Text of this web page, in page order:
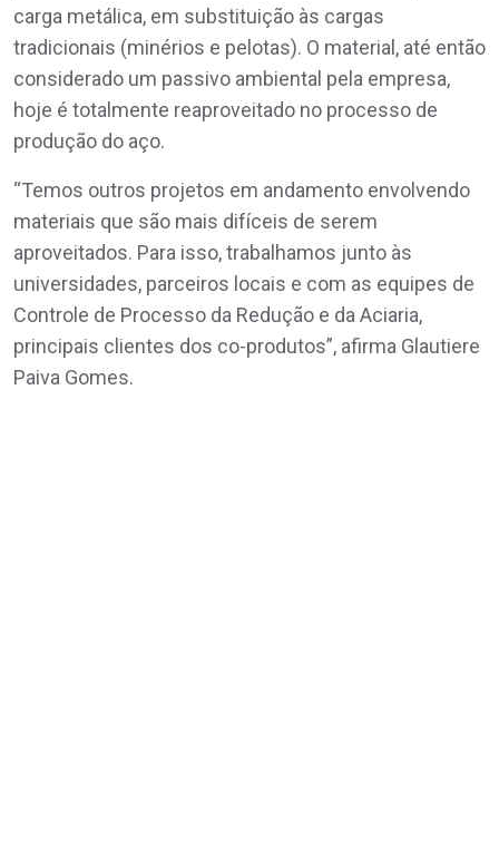
carga metálica, em substituição às cargas
tradicionais (minérios e pelotas). O material, até então
considerado um passivo ambiental pela empresa,
hoje é totalmente reaproveitado no processo de
produção do aço.
“Temos outros projetos em andamento envolvendo
materiais que são mais difíceis de serem
aproveitados. Para isso, trabalhamos junto às
universidades, parceiros locais e com as equipes de
Controle de Processo da Redução e da Aciaria,
principais clientes dos co-produtos”, afirma Glautiere
Paiva Gomes.